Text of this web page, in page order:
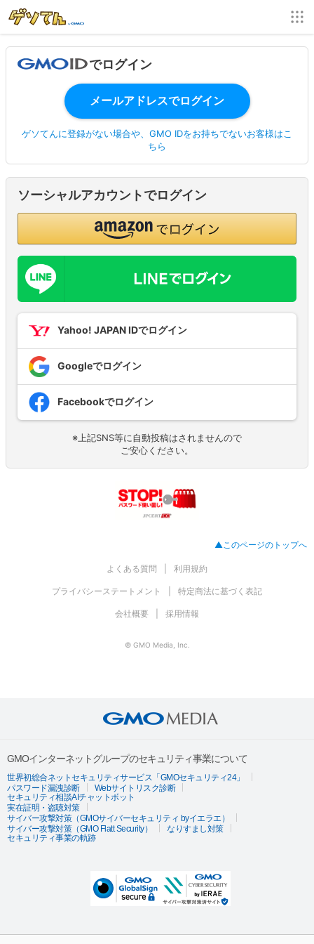
でログイン
ゲソてんに登録がない場合や、GMO IDをお持ちでないお客様はこ
ちら
ソーシャルアカウントでログイン
Yahoo! JAPAN IDでログイン
Googleでログイン
Facebookでログイン
※上記SNS等に自動投稿はされませんので
ご安心ください。
▲このページのトップへ
よくある質問 利用規約
プライバシーステートメント 特定商法に基づく表記
会社概要 採用情報
© GMO Media, Inc.
GMOインターネットグループのセキュリティ事業について
世界初総合ネットセキュリティサービス「GMOセキュリティ24」
パスワード漏洩診断
Webサイトリスク診断
セキュリティ相談AIチャットボット
実在証明・盗聴対策
サイバー攻撃対策（GMOサイバーセキュリティ byイエラエ）
サイバー攻撃対策（GMO Flatt Security）
なりすまし対策
セキュリティ事業の軌跡